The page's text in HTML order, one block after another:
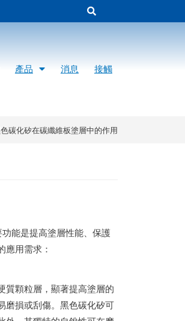
產品 消息 接觸
碳化矽在碳纖維板塗層中的作用
能是提高塗層性能、保護
應用需求：
質顆粒層，顯著提高塗層的
磨損或刮傷。黑色碳化矽可